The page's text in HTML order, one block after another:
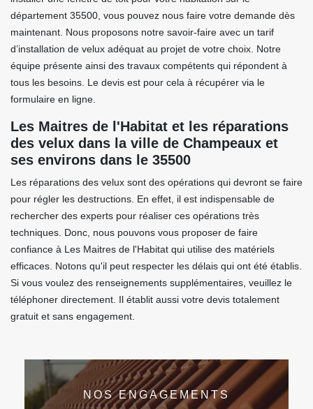
département 35500, vous pouvez nous faire votre demande dès
maintenant. Nous proposons notre savoir-faire avec un tarif
d’installation de velux adéquat au projet de votre choix. Notre
équipe présente ainsi des travaux compétents qui répondent à
tous les besoins. Le devis est pour cela à récupérer via le
formulaire en ligne.
Les Maitres de l'Habitat et les réparations
des velux dans la ville de Champeaux et
ses environs dans le 35500
Les réparations des velux sont des opérations qui devront se faire
pour régler les destructions. En effet, il est indispensable de
rechercher des experts pour réaliser ces opérations très
techniques. Donc, nous pouvons vous proposer de faire
confiance à Les Maitres de l'Habitat qui utilise des matériels
efficaces. Notons qu'il peut respecter les délais qui ont été établis.
Si vous voulez des renseignements supplémentaires, veuillez le
téléphoner directement. Il établit aussi votre devis totalement
gratuit et sans engagement.
NOS ENGAGEMENTS